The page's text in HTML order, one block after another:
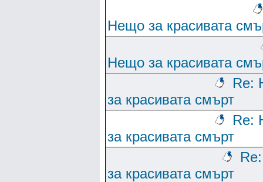
Нещо за красивата
Нещо за красивата
Re:
за красивата смърт
Re:
за красивата смърт
за красивата смърт